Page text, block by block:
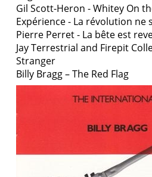
Gil Scott-Heron - Whitey On
Expérience - La révolution ne
Pierre Perret - La bête est
Jay Terrestrial and Firepit
Stranger
Billy Bragg – The Red Flag